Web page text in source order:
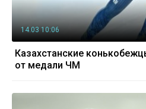
14.03 10:06
Казахстанские
от медали ЧМ